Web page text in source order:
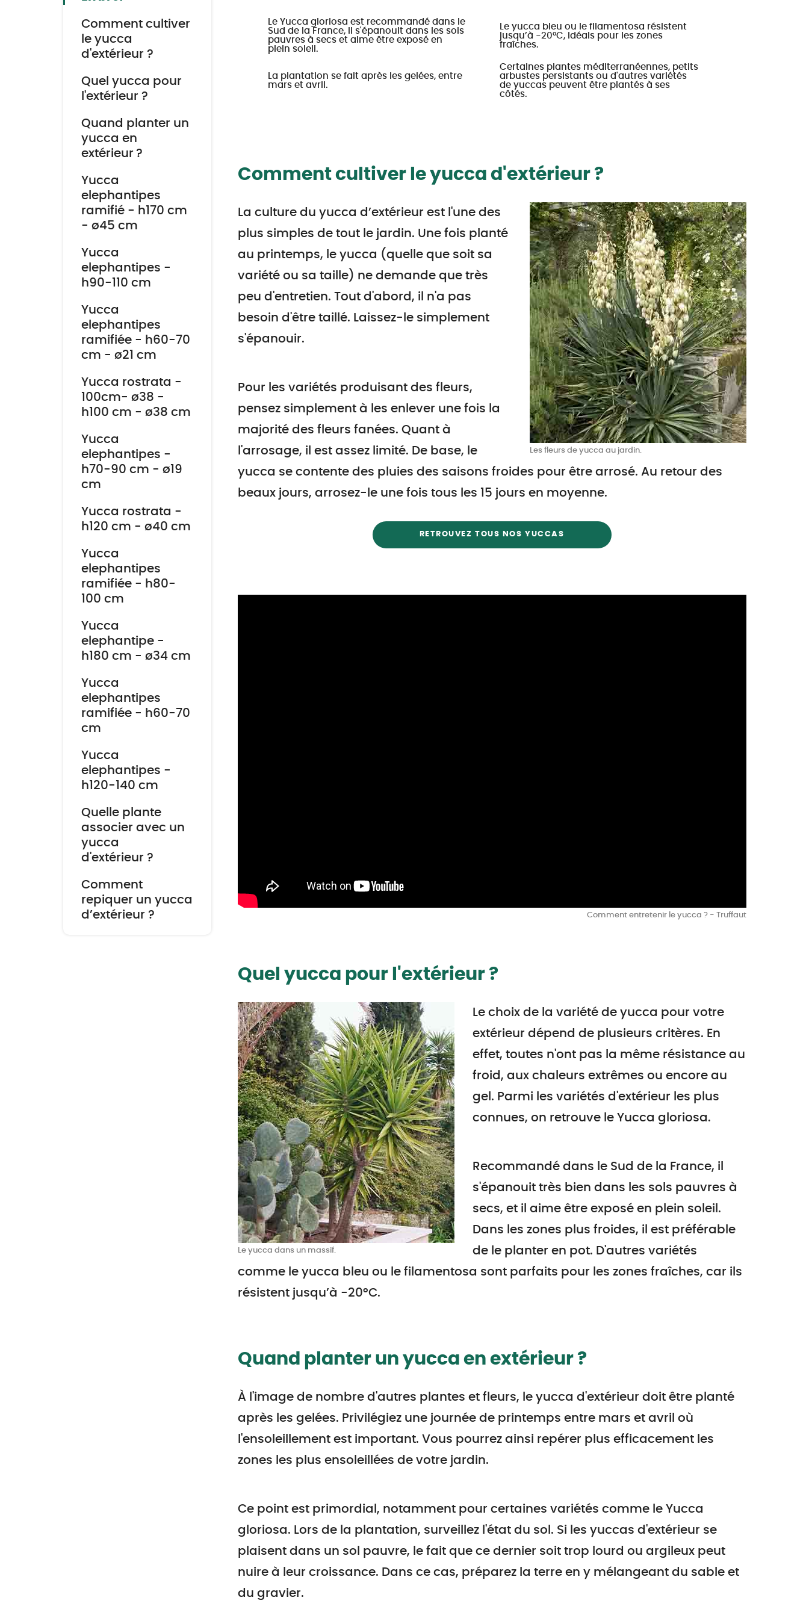
Comment cultiver
le yucca
d'extérieur ?
Quel yucca pour
l'extérieur ?
Quand planter un
yucca en
extérieur ?
Yucca
elephantipes
ramifié - h170 cm
- ø45 cm
Yucca
elephantipes -
h90-110 cm
Yucca
elephantipes
ramifiée - h60-70
cm - ø21 cm
Yucca rostrata -
100cm- ø38 -
h100 cm - ø38 cm
Yucca
elephantipes -
h70-90 cm - ø19
cm
Yucca rostrata -
h120 cm - ø40 cm
Yucca
elephantipes
ramifiée - h80-
100 cm
Yucca
elephantipe -
h180 cm - ø34 cm
Yucca
elephantipes
ramifiée - h60-70
cm
Yucca
elephantipes -
h120-140 cm
Quelle plante
associer avec un
yucca
d'extérieur ?
Comment
repiquer un yucca
d’extérieur ?
Le Yucca gloriosa est recommandé dans le
Sud de la France, il s'épanouit dans les sols
pauvres à secs et aime être exposé en
plein soleil.
Le yucca bleu ou le filamentosa résistent
jusqu’à -20°C, idéals pour les zones
fraîches.
La plantation se fait après les gelées, entre
mars et avril.
Certaines plantes méditerranéennes, petits
arbustes persistants ou d'autres variétés
de yuccas peuvent être plantés à ses
côtés.
Comment cultiver le yucca d'extérieur ?
Les fleurs de yucca au jardin.
La culture du yucca d’extérieur est l'une des
plus simples de tout le jardin. Une fois planté
au printemps, le yucca (quelle que soit sa
variété ou sa taille) ne demande que très
peu d'entretien. Tout d'abord, il n'a pas
besoin d'être taillé. Laissez-le simplement
s'épanouir.
Pour les variétés produisant des fleurs,
pensez simplement à les enlever une fois la
majorité des fleurs fanées. Quant à
l'arrosage, il est assez limité. De base, le
yucca se contente des pluies des saisons froides pour être arrosé. Au retour des
beaux jours, arrosez-le une fois tous les 15 jours en moyenne.
RETROUVEZ TOUS NOS YUCCAS
Comment entretenir le yucca ? - Truffaut
Quel yucca pour l'extérieur ?
Le yucca dans un massif.
Le choix de la variété de yucca pour votre
extérieur dépend de plusieurs critères. En
effet, toutes n'ont pas la même résistance au
froid, aux chaleurs extrêmes ou encore au
gel. Parmi les variétés d'extérieur les plus
connues, on retrouve le Yucca gloriosa.
Recommandé dans le Sud de la France, il
s'épanouit très bien dans les sols pauvres à
secs, et il aime être exposé en plein soleil.
Dans les zones plus froides, il est préférable
de le planter en pot. D'autres variétés
comme le yucca bleu ou le filamentosa sont parfaits pour les zones fraîches, car ils
résistent jusqu’à -20°C.
Quand planter un yucca en extérieur ?
À l'image de nombre d'autres plantes et fleurs, le yucca d'extérieur doit être planté
après les gelées. Privilégiez une journée de printemps entre mars et avril où
l'ensoleillement est important. Vous pourrez ainsi repérer plus efficacement les
zones les plus ensoleillées de votre jardin.
Ce point est primordial, notamment pour certaines variétés comme le Yucca
gloriosa. Lors de la plantation, surveillez l'état du sol. Si les yuccas d'extérieur se
plaisent dans un sol pauvre, le fait que ce dernier soit trop lourd ou argileux peut
nuire à leur croissance. Dans ce cas, préparez la terre en y mélangeant du sable et
du gravier.